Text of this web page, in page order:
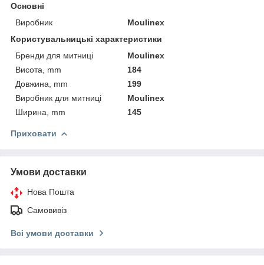
Основні
Виробник
Moulinex
Користувальницькі характеристики
Бренди для митниці
Moulinex
Висота, mm
184
Довжина, mm
199
Виробник для митниці
Moulinex
Ширина, mm
145
Приховати
Умови доставки
Нова Пошта
Самовивіз
Всі умови доставки